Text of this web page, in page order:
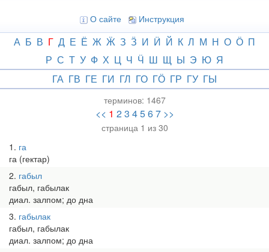
О сайте Инструкция
А Б В Г Д Е Ё Ж Ӝ З Ӟ И Ӥ Й К Л М Н О Ӧ П
Р С Т У Ф Х Ц Ч Ӵ Ш Щ Ы Э Ю Я
ГА ГВ ГЕ ГИ ГЛ ГО ГӦ ГР ГУ ГЫ
терминов: 1467
<< 1 23 4567 >>
страница 1 из 30
1 га
га (гектар)
2 габыл
габыл, габылак
диал. залпом; до дна
3 габылак
габыл, габылак
диал. залпом; до дна